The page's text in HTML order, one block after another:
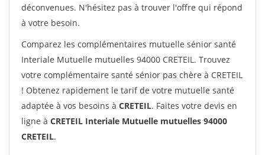
déconvenues. N'hésitez pas à trouver l'offre qui répond
à votre besoin.
Comparez les complémentaires mutuelle sénior santé
Interiale Mutuelle mutuelles 94000 CRETEIL. Trouvez
votre complémentaire santé sénior pas chère à CRETEIL
! Obtenez rapidement le tarif de votre mutuelle santé
adaptée à vos besoins à CRETEIL. Faites votre devis en
ligne à CRETEIL Interiale Mutuelle mutuelles 94000
CRETEIL.